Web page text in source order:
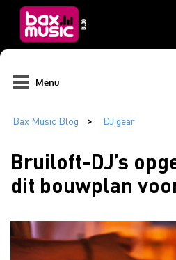
Menu
Bruiloft-DJ’s
dit bouwplan